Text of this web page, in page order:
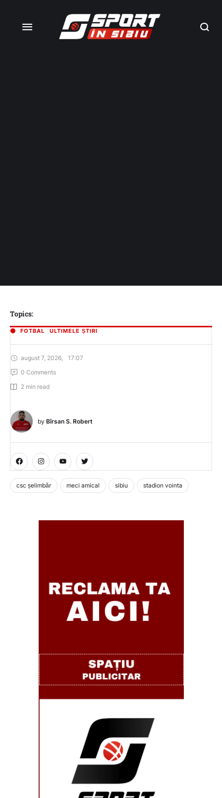
Topics:
FOTBAL ULTIMELE ȘTIRI
august 7, 2026
17:07
0 Comments
2 min read
by Bîrsan S. Robert
csc șelimbăr meci amical sibiu stadion vointa